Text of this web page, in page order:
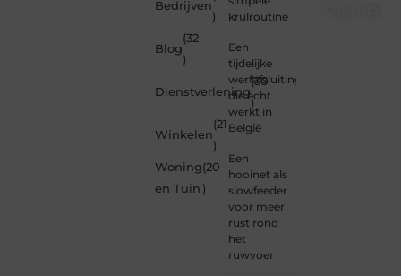
Bedrijven
)
Blog
(32
)
Dienstverlening
(30
)
Winkelen
(21
)
Woning
en Tuin
(20
)
krulroutine
Een
tijdelijke
werfafsluiting
die echt
werkt in
België
Een
hooinet als
slowfeeder
voor meer
rust rond
het
ruwvoer